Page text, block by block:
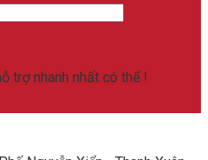
trợ nhanh nhất có thể !